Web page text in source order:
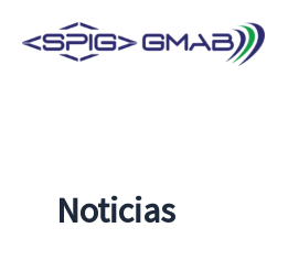
Noticias